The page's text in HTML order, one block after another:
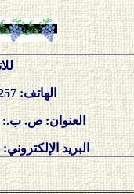
للاتصال بنا
الهاتف: 3312257 - 11 - 963
العنوان: ص. ب.: 5866 - دمشق/ سورية
:البريد الإلكتروني